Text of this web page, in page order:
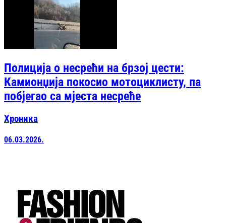
Полиција о несрећи на брзој цести:
Камионџија покосио мотоциклисту, па
побјегао са мјеста несреће
Хроника
06.03.2026.